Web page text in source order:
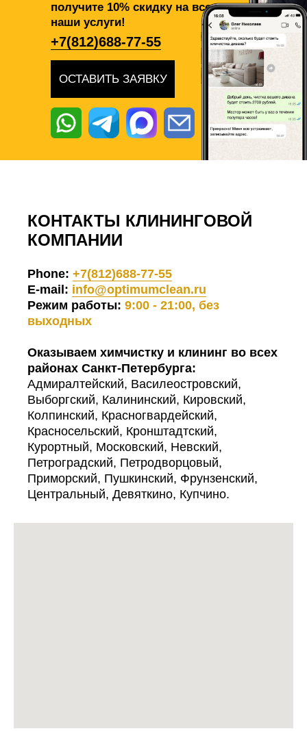
получите 10% скидку на все
наши услуги!
ОСТАВИТЬ ЗАЯВКУ
+7(812)688-77-55
КОНТАКТЫ КЛИНИНГОВОЙ
КОМПАНИИ
Phone: +7(812)688-77-55
E-mail: info@optimumclean.ru
Режим работы: 9:00 - 21:00, без
выходных
Оказываем химчистку и клининг во всех
районах Санкт-Петербурга:
Адмиралтейский, Василеостровский,
Выборгский, Калининский, Кировский,
Колпинский, Красногвардейский,
Красносельский, Кронштадтский,
Курортный, Московский, Невский,
Петроградский, Петродворцовый,
Приморский, Пушкинский, Фрунзенский,
Центральный, Девяткино, Купчино.